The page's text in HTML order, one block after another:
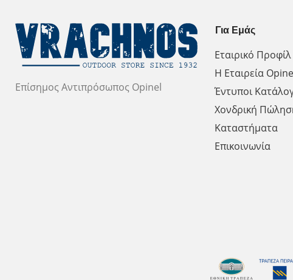
Επίσημος Αντιπρόσωπος Opinel
Για Εμάς
Εταιρικό Προφίλ
Η Εταιρεία
Έντυποι
Χονδρική
Καταστήματα
Επικοινωνία